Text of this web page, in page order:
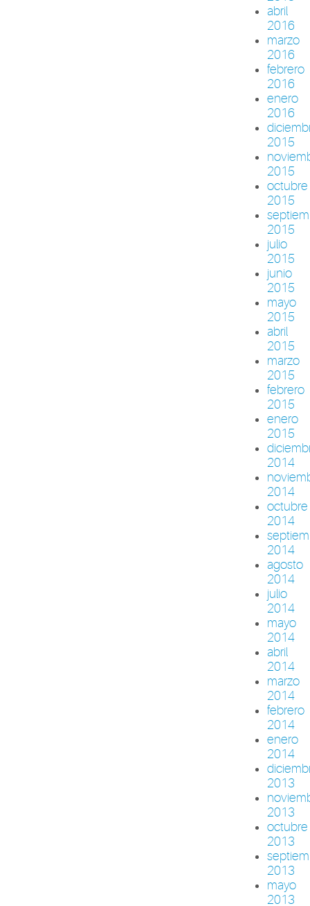
abril
2016
marzo
2016
febrero
2016
enero
2016
2015
2015
octubre
2015
2015
julio
2015
junio
2015
mayo
2015
abril
2015
marzo
2015
febrero
2015
enero
2015
2014
2014
octubre
2014
2014
agosto
2014
julio
2014
mayo
2014
abril
2014
marzo
2014
febrero
2014
enero
2014
2013
2013
octubre
2013
2013
mayo
2013